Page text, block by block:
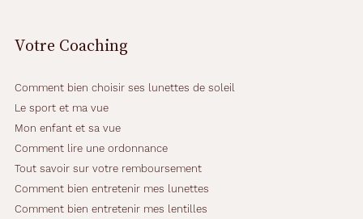
Votre Coaching
Comment bien choisir ses lunettes de soleil
Le sport et ma vue
Mon enfant et sa vue
Comment lire une ordonnance
Tout savoir sur votre remboursement
Comment bien entretenir mes lunettes
Comment bien entretenir mes lentilles